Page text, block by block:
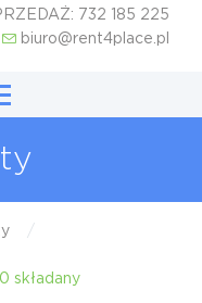
732 185 225
biuro@rent4place.pl
składany